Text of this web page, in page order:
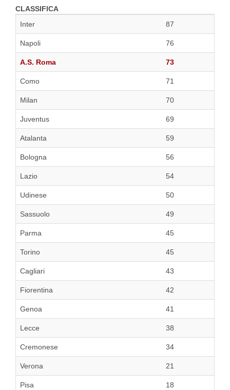
CLASSIFICA
Inter
87
Napoli 76
A.S. Roma 73
Como 71
Milan 70
Juventus 69
Atalanta 59
Bologna 56
Lazio 54
Udinese 50
Sassuolo 49
Parma 45
Torino 45
Cagliari 43
Fiorentina 42
Genoa 41
Lecce 38
Cremonese 34
Verona 21
Pisa 18